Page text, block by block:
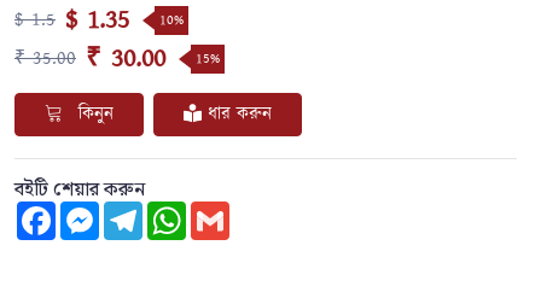
$ 1.5 $ 1.35 10%
₹ 35.00 ₹ 30.00 15%
কিনুন ধার করুন
বইটি শেয়ার করুন
FacebookMessengerTelegramWhatsApp